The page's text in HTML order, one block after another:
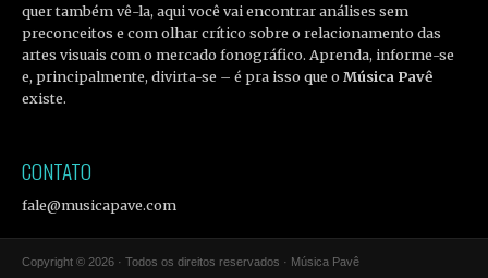
quer também vê-la, aqui você vai encontrar análises sem
preconceitos e com olhar crítico sobre o relacionamento das
artes visuais com o mercado fonográfico. Aprenda, informe-se
e, principalmente, divirta-se – é pra isso que oMúsica Pavê
existe.
CONTATO
fale@musicapave.com
Copyright © 2026 · Todos os direitos reservados · Música Pavê